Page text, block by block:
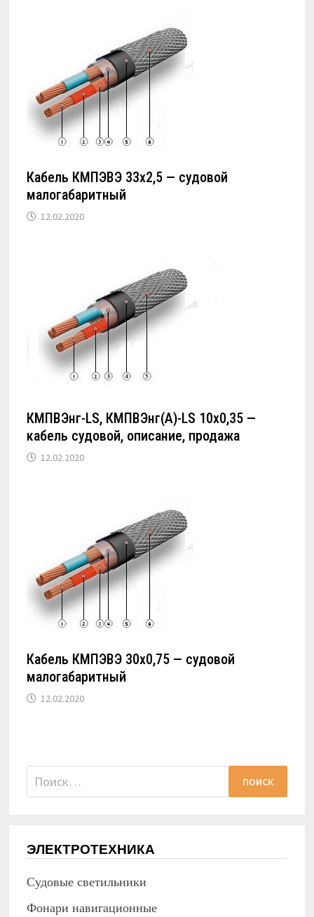
Кабель КМПЭВЭ 33х2,5 — судовой
малогабаритный
12.02.2020
КМПВЭнг-LS, КМПВЭнг(А)-LS 10х0,35 —
кабель судовой, описание, продажа
12.02.2020
Кабель КМПЭВЭ 30х0,75 — судовой
малогабаритный
12.02.2020
Найти:
ЭЛЕКТРОТЕХНИКА
Судовые светильники
Фонари навигационные